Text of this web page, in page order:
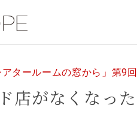
タールームの窓から」第9回
店がなくなった